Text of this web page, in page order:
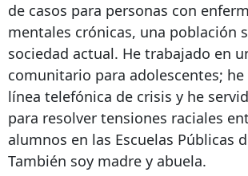
de casos para personas con
mentales crónicas, una población
sociedad actual. He trabajado en
comunitario para adolescentes;
línea telefónica de crisis y he
para resolver tensiones raciales
alumnos en las Escuelas Públicas
También soy madre y abuela.